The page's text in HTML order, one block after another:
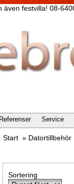
även festvilla! 08-
Referenser Service
Start » Datortillbehör
Sortering